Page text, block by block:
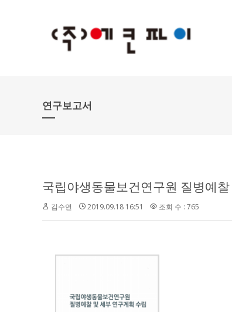
연구보고서
국립야생동물보건연구원 질병예
김수연 2019.09.18 16:51 조회 수 : 765